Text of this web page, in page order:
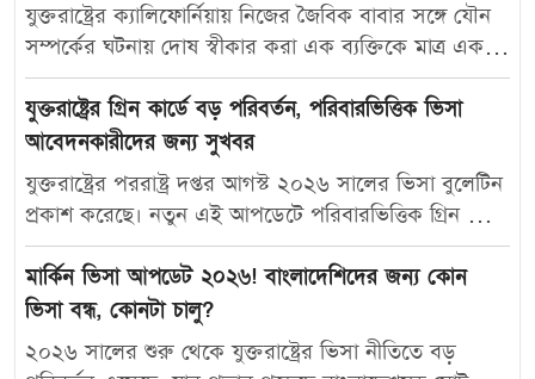
যুক্তরাষ্ট্রের ক্যালিফোর্নিয়ায় নিজের জৈবিক বাবার সঙ্গে যৌন
সম্পর্কের ঘটনায় দোষ স্বীকার করা এক ব্যক্তিকে মাত্র এক
বছরের কারাদণ্ড দেওয়ায় নতুন করে বিতর্ক তৈরি হয়েছে।
আদালতের এই রায়ে অসন্তোষ প্রকাশ করে ভুক্তভোগী
তরুণীর মা ক্যালিফোর্নিয়ার যৌন অপরাধ-সংক্রান্ত আইন
আরও কঠোর করার দাবি জানিয়েছেন। মার্কিন সংবাদমাধ্যম
দ্য ক্যালিফোর্নিয়া পোস্ট-কে দেওয়া সাক্ষাৎকারে ক্যারোলিনা
স্যান্ডোভাল বলেন, তার মেয়ে মাকাইলা রেনে সেটলসের নামে
নতুন আইন প্রণয়ন করা উচিত, যাতে ভবিষ্যতে এ ধরনের
মামলায় আরও কঠোর শাস্তি নিশ্চিত করা যায়। তিনি বলেন,
“এটি কোনোভাবেই ন্যায়বিচার নয়। আমি আইন পরিবর্তনের
জন্য লড়াই করব, যাতে আর কোনো পরিবারকে আমাদের
যুক্তরাষ্ট্রের গ্রিন কার্ডে বড় পরিবর্তন, পরিবারভিত্তিক ভিসা
আবেদনকারীদের জন্য সুখবর
যুক্তরাষ্ট্রের পররাষ্ট্র দপ্তর আগস্ট ২০২৬ সালের ভিসা বুলেটিন
প্রকাশ করেছে। নতুন এই আপডেটে পরিবারভিত্তিক গ্রিন কার্ড
আবেদনকারীদের জন্য বেশ কিছু গুরুত্বপূর্ণ অগ্রগতি দেখা
গেছে। বিশেষ করে যুক্তরাষ্ট্রের স্থায়ী বাসিন্দাদের স্বামী, স্ত্রী ও
সন্তানদের জন্য নির্ধারিত এফ২এ ক্যাটাগরিতে উল্লেখযোগ্য
পরিবর্তন এসেছে। নতুন ভিসা বুলেটিন অনুযায়ী,
পরিবারভিত্তিক কয়েকটি ক্যাটাগরিতে অপেক্ষার সময় কমার
মার্কিন ভিসা আপডেট ২০২৬! বাংলাদেশিদের জন্য কোন
ভিসা বন্ধ, কোনটা চালু?
২০২৬ সালের শুরু থেকে যুক্তরাষ্ট্রের ভিসা নীতিতে বড়